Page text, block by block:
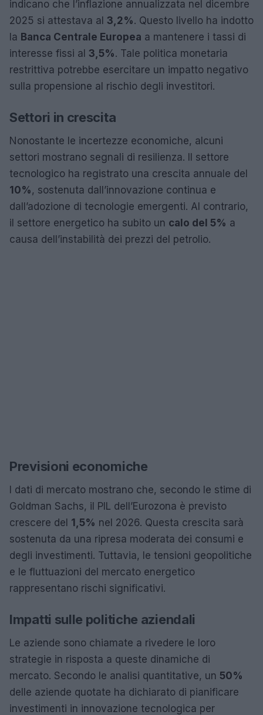
indicano che l’inflazione annualizzata nel dicembre
2025 si attestava al 3,2%. Questo livello ha indotto
la Banca Centrale Europea a mantenere i tassi di
interesse fissi al 3,5%. Tale politica monetaria
restrittiva potrebbe esercitare un impatto negativo
sulla propensione al rischio degli investitori.
Settori in crescita
Nonostante le incertezze economiche, alcuni
settori mostrano segnali di resilienza. Il settore
tecnologico ha registrato una crescita annuale del
10% , sostenuta dall’innovazione continua e
dall’adozione di tecnologie emergenti. Al contrario,
il settore energetico ha subito un calo del 5% a
causa dell’instabilità dei prezzi del petrolio.
Previsioni economiche
I dati di mercato mostrano che, secondo le stime di
Goldman Sachs, il PIL dell’Eurozona è previsto
crescere del 1,5% nel 2026. Questa crescita sarà
sostenuta da una ripresa moderata dei consumi e
degli investimenti. Tuttavia, le tensioni geopolitiche
e le fluttuazioni del mercato energetico
rappresentano rischi significativi.
Impatti sulle politiche aziendali
Le aziende sono chiamate a rivedere le loro
strategie in risposta a queste dinamiche di
mercato. Secondo le analisi quantitative, un 50%
delle aziende quotate ha dichiarato di pianificare
investimenti in innovazione tecnologica per